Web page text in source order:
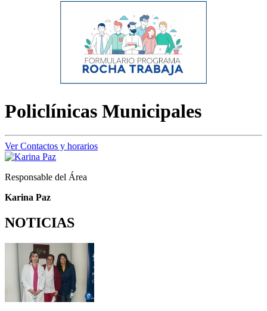
Policlínicas Municipales
Ver Contactos y horarios
Responsable del Área
Karina Paz
NOTICIAS